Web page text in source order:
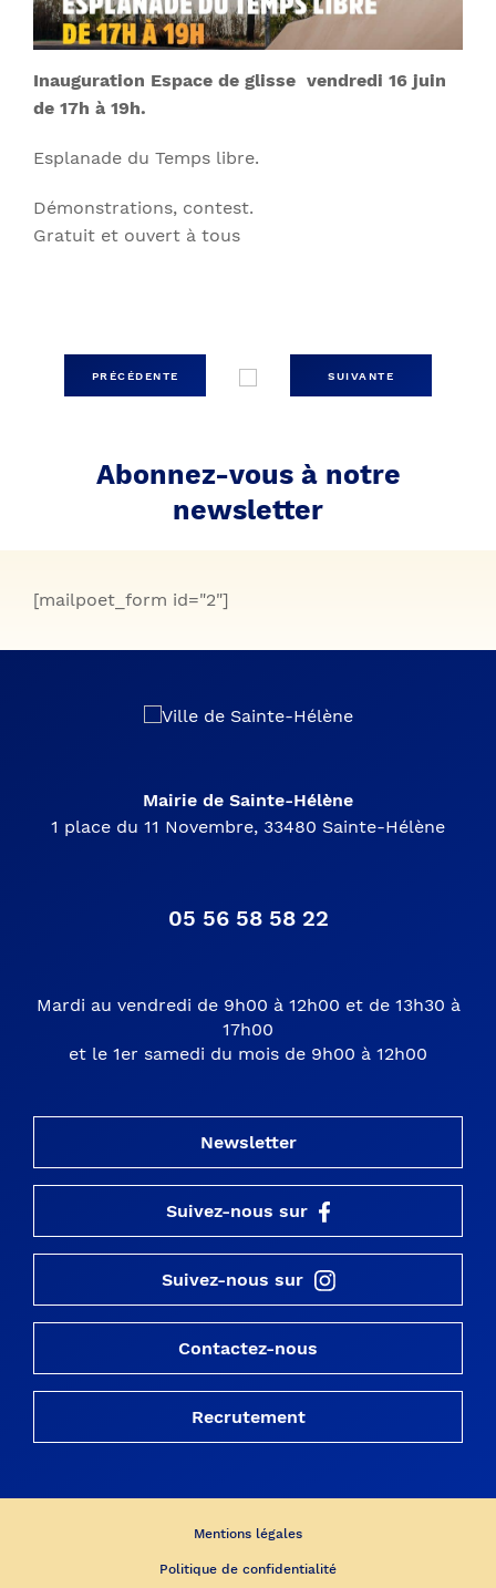
Inauguration Espace de glisse vendredi 16 juin
de 17h à 19h.
Esplanade du Temps libre.
Démonstrations, contest.
Gratuit et ouvert à tous
PRÉCÉDENTE SUIVANTE
Abonnez-vous à notre
newsletter
[mailpoet_form id="2"]
Mairie de Sainte-Hélène
1 place du 11 Novembre, 33480 Sainte-Hélène
05 56 58 58 22
Mardi au vendredi de 9h00 à 12h00 et de 13h30 à
17h00
et le 1er samedi du mois de 9h00 à 12h00
Newsletter
Suivez-nous sur
Suivez-nous sur
Contactez-nous
Recrutement
Mentions légales
Politique de confidentialité